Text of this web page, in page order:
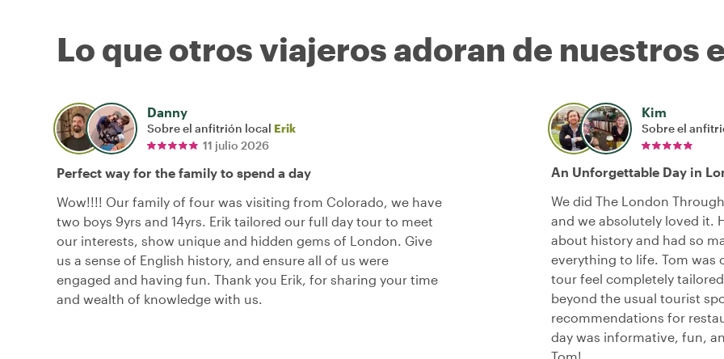
Lo que otros viajeros adoran de nuestros
Danny
Sobre el anfitrión local Erik
11 julio 2026
Perfect way for the family to spend a day
Wow!!!! Our family of four was visiting from Colorado, we have
two boys 9yrs and 14yrs. Erik tailored our full day tour to meet
our interests, show unique and hidden gems of London. Give
us a sense of English history, and ensure all of us were
engaged and having fun. Thank you Erik, for sharing your time
and wealth of knowledge with us.
Kim
Sobre el
An Unforgettable Day in
We did The London
and we absolutely loved it.
about history and had so
everything to life. Tom was
tour feel completely
beyond the usual tourist
recommendations for
day was informative, fun,